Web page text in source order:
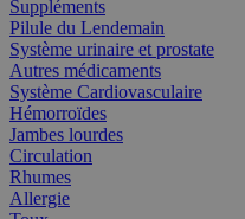
Suppléments
Pilule du Lendemain
Système urinaire et prostate
Autres médicaments
Système Cardiovasculaire
Hémorroïdes
Jambes lourdes
Circulation
Rhumes
Allergie